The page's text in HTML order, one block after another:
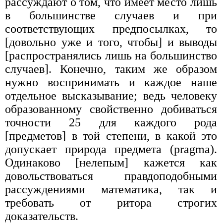
в большинстве случаев и при
соответствующих предпосылках, то
[довольно уже и того, чтобы] и выводы
[распространялись лишь на большинство
случаев]. Конечно, таким же образом
нужно воспринимать и каждое наше
отдельное высказывание; ведь человеку
образованному свойственно добиваться
точности 25 для каждого рода
[предметов] в той степени, в какой это
допускает природа предмета (pragma).
Одинаково [нелепым] кажется как
довольствоваться правдоподобными
рассуждениями математика, так и
требовать от ритора строгих
доказательств.